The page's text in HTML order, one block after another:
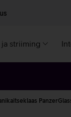
ja striiming